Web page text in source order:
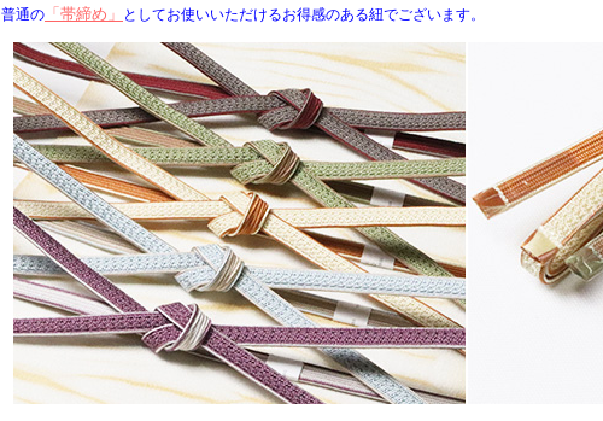
普通の 「帯締め」 としてお使いいただけるお得感のある紐でございます。